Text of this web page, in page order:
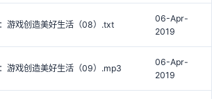
游戏创造美好生活（08）.txt
06-Apr-
2019
游戏创造美好生活（09）.mp3
06-Apr-
2019